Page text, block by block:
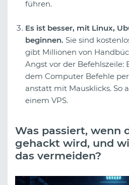
führen.
Es ist besser, mit Linux,
beginnen. Sie sind
gibt Millionen von
Angst vor der Befehlszeile:
dem Computer Befehle
anstatt mit Mausklicks. So
einem VPS.
Was passiert, wenn
gehackt wird, und
das vermeiden?